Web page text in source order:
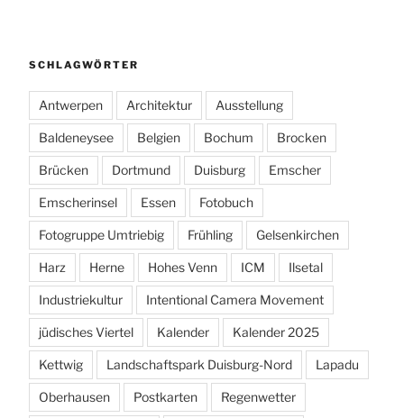
SCHLAGWÖRTER
Antwerpen Architektur Ausstellung
Baldeneysee Belgien Bochum Brocken
Brücken Dortmund Duisburg Emscher
Emscherinsel Essen Fotobuch
Fotogruppe Umtriebig Frühling Gelsenkirchen
Harz Herne Hohes Venn ICM Ilsetal
Industriekultur Intentional Camera Movement
jüdisches Viertel Kalender Kalender 2025
Kettwig Landschaftspark Duisburg-Nord Lapadu
Oberhausen Postkarten Regenwetter